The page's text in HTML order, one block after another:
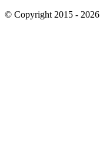
© Copyright 2015 - 2026